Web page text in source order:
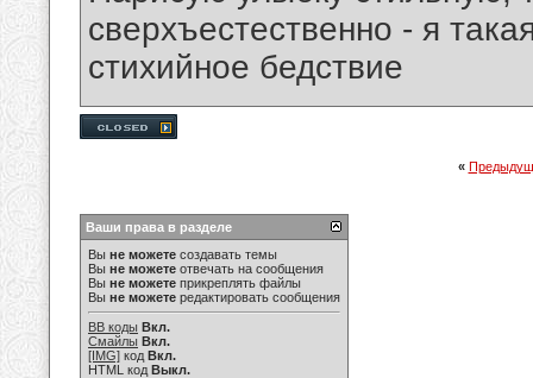
сверхъестественно - я
стихийное бедствие
«
Ваши права в разделе
Вы не можете создавать темы
Вы не можете отвечать на сообщения
Вы не можете прикреплять файлы
Вы не можете редактировать сообщения
BB коды Вкл.
Смайлы Вкл.
[IMG] код Вкл.
HTML код Выкл.